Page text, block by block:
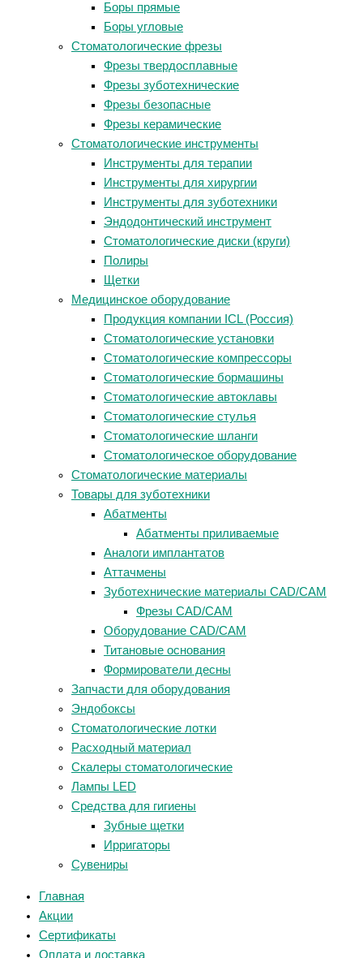
Боры прямые
Боры угловые
Стоматологические фрезы
Фрезы твердосплавные
Фрезы зуботехнические
Фрезы безопасные
Фрезы керамические
Стоматологические инструменты
Инструменты для терапии
Инструменты для хирургии
Инструменты для зуботехники
Эндодонтический инструмент
Стоматологические диски (круги)
Полиры
Щетки
Медицинское оборудование
Продукция компании ICL (Россия)
Стоматологические установки
Стоматологические компрессоры
Стоматологические бормашины
Стоматологические автоклавы
Стоматологические стулья
Стоматологические шланги
Стоматологическое оборудование
Стоматологические материалы
Товары для зуботехники
Абатменты
Абатменты приливаемые
Аналоги имплантатов
Аттачмены
Зуботехнические материалы CAD/CAM
Фрезы CAD/CAM
Оборудование CAD/CAM
Титановые основания
Формирователи десны
Запчасти для оборудования
Эндобоксы
Стоматологические лотки
Расходный материал
Скалеры стоматологические
Лампы LED
Средства для гигиены
Зубные щетки
Ирригаторы
Сувениры
Главная
Акции
Сертификаты
Оплата и доставка